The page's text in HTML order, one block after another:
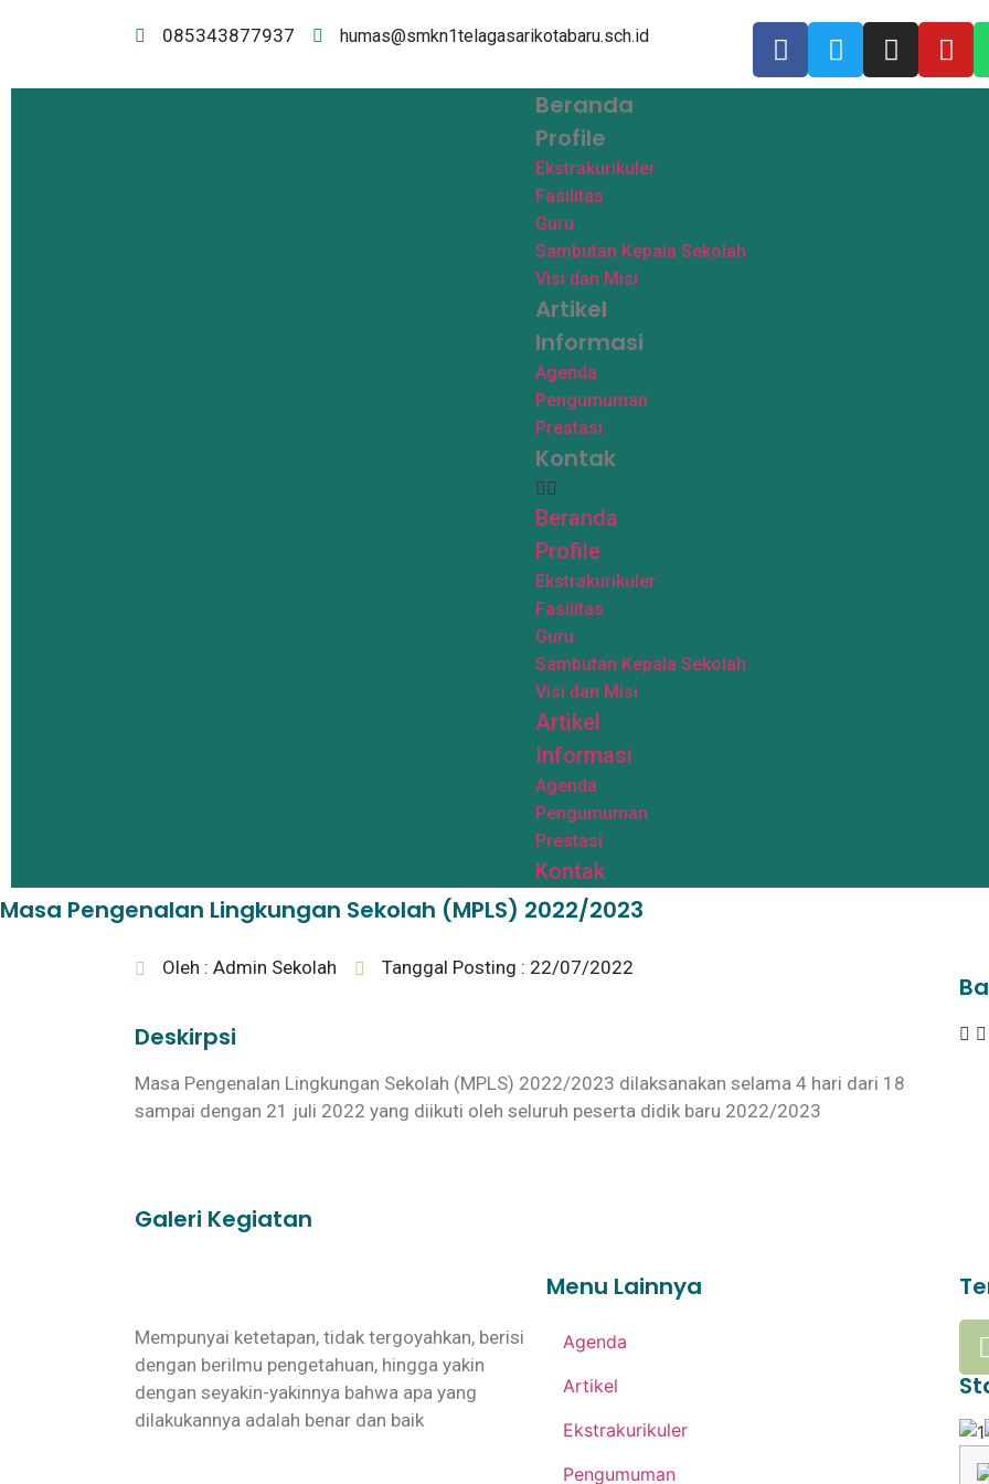
085343877937 humas@smkn1telagasarikotabaru.sch.id
Beranda
Profile
Ekstrakurikuler
Fasilitas
Guru
Sambutan Kepala Sekolah
Visi dan Misi
Artikel
Informasi
Agenda
Pengumuman
Prestasi
Kontak
Beranda
Profile
Ekstrakurikuler
Fasilitas
Guru
Sambutan Kepala Sekolah
Visi dan Misi
Artikel
Informasi
Agenda
Pengumuman
Prestasi
Kontak
Masa Pengenalan Lingkungan Sekolah (MPLS) 2022/2023
Oleh : Admin Sekolah Tanggal Posting : 22/07/2022
Deskirpsi
Masa Pengenalan Lingkungan Sekolah (MPLS) 2022/2023 dilaksanakan selama 4 hari dari 18
sampai dengan 21 juli 2022 yang diikuti oleh seluruh peserta didik baru 2022/2023
Galeri Kegiatan
Mempunyai ketetapan, tidak tergoyahkan, berisi
dengan berilmu pengetahuan, hingga yakin
dengan seyakin-yakinnya bahwa apa yang
dilakukannya adalah benar dan baik
Menu Lainnya
Agenda
Artikel
Ekstrakurikuler
Pengumuman